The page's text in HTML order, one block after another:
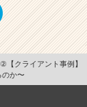
②【クライアント事例】
のか〜